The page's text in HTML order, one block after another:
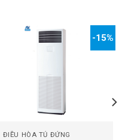
-15%
ĐIỀU HÒA TỦ ĐỨNG